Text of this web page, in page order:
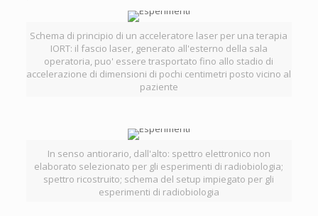
Schema di principio di un acceleratore laser per una terapia
IORT: il fascio laser, generato all'esterno della sala
operatoria, puo' essere trasportato fino allo stadio di
accelerazione di dimensioni di pochi centimetri posto vicino al
paziente
In senso antiorario, dall'alto: spettro elettronico non
elaborato selezionato per gli esperimenti di radiobiologia;
spettro ricostruito; schema del setup impiegato per gli
esperimenti di radiobiologia